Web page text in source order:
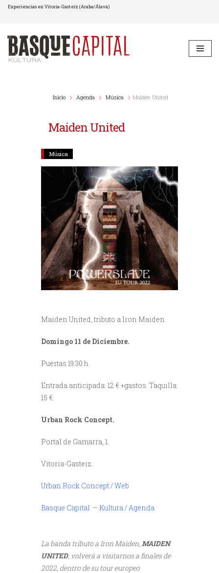
al
contenido
Experiencias en Vitoria-Gasteiz (Araba/Álava)
Inicio Agenda Música Maiden United
Maiden United
Música
Maiden United, tributo a Iron Maiden.
Domingo 11 de Diciembre.
Puertas 19:30 h.
Entrada anticipada: 12 € +gastos. Taquilla:
15 €.
Urban Rock Concept.
Portal de Gamarra, 1.
Vitoria-Gasteiz.
Urban Rock Concept / Web
Basque Capital – Kultura / Agenda
La banda tributo a Iron Maiden, MAIDEN
UNITED, volverá a visitarnos a finales de
2022, dentro de su tour europeo